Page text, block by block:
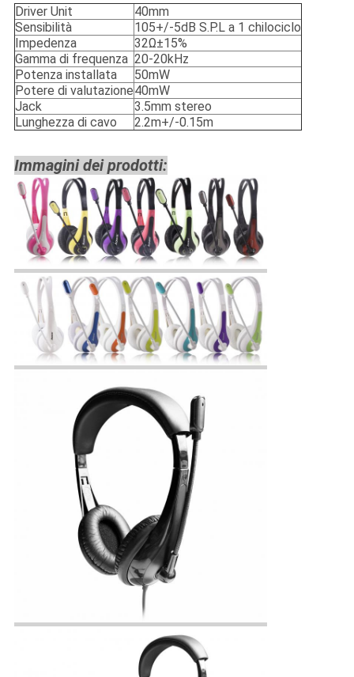
Driver Unit
40mm
Sensibilità
105+/-5dB S.P.L a 1 chilociclo
Impedenza
32Ω±15%
Gamma di frequenza 20-20kHz
Potenza installata
50mW
Potere di valutazione40mW
Jack
3.5mm stereo
Lunghezza di cavo
2.2m+/-0.15m
Immagini dei prodotti: